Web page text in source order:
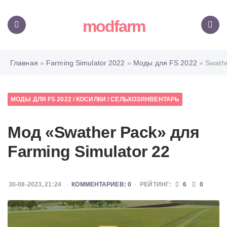
modfarm
Главная » Farming Simulator 2022 » Моды для FS 2022 »
МОДЫ ДЛЯ FS 2022/ КОСИЛКИ /СЕЛЬХОЗИНВЕНТАРЬ
Мод «Swather Pack» для
Farming Simulator 22
30-08-2023, 21:24 КОММЕНТАРИЕВ: 0 РЕЙТИНГ: 6 0